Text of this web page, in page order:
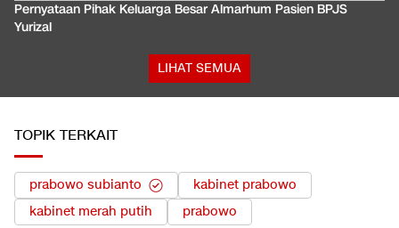
Pernyataan Pihak Keluarga Besar Almarhum Pasien BPJS
Yurizal
LIHAT SEMUA
TOPIK TERKAIT
prabowo subianto
kabinet prabowo
kabinet merah putih
prabowo